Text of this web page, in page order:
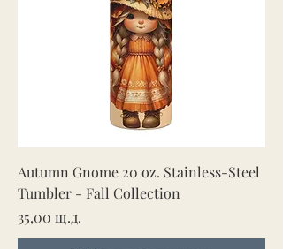
Autumn Gnome 20 oz. Stainless-Steel
Tumbler - Fall Collection
Цена
35,00 щ.д.